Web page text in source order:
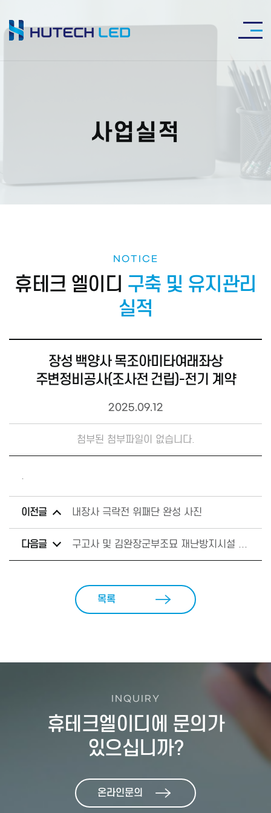
사업실적
NOTICE
휴테크 엘이디 구축 및 유지관리
실적
장성 백양사 목조아미타여래좌상
주변정비공사(조사전 건립)-전기 계약
2025.09.12
첨부된 첨부파일이 없습니다.
.
이전글 내장사 극락전 위패단 완성 사진
다음글 구고사 및 김완장군부조묘 재난방지시설 구축사업(소방) 계약
목록
INQUIRY
휴테크엘이디에 문의가
있으십니까?
온라인문의